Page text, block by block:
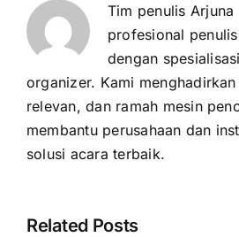
Tim penulis Arjuna
profesional
dengan
organizer. Kami
relevan, dan ramah mesin
membantu perusahaan dan
solusi acara terbaik.
Related Posts